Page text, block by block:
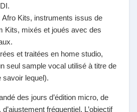
Afro Kits, instruments issus de
Kits, mixés et joués avec des
et traitées en home studio,
seul sample vocal utilisé à titre de
savoir lequel).
des jours d’édition micro, de
fréquentiel. L’objectif